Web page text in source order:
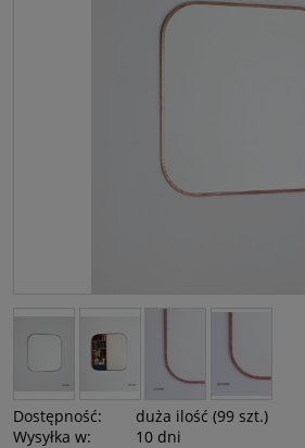
Dostępność:
duża ilość (99 szt.)
Wysyłka w:
10 dni